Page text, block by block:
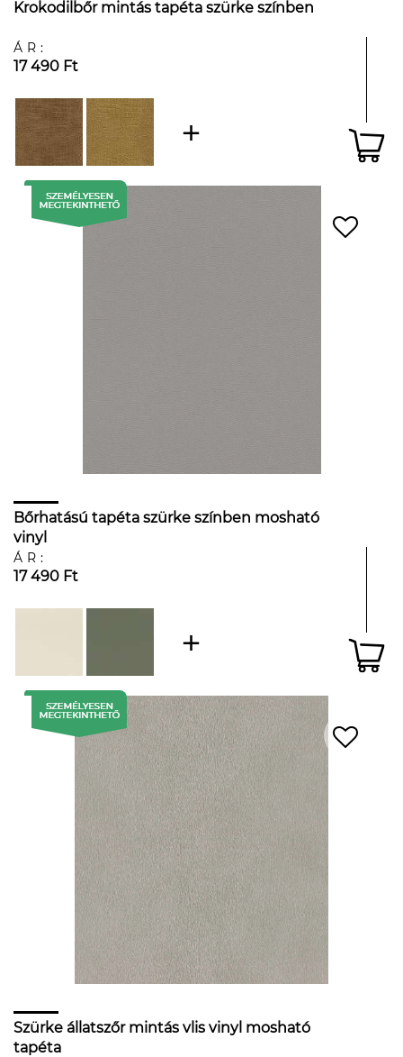
Krokodilbőr mintás tapéta szürke színben
ÁR:
17 490 Ft
Bőrhatású tapéta szürke színben mosható
vinyl
ÁR:
17 490 Ft
Szürke állatszőr mintás vlis vinyl mosható
tapéta